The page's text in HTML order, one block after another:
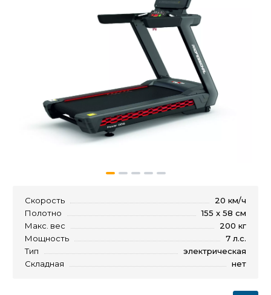
Скорость
20 км/ч
Полотно
155 x 58 см
Макс. вес
200 кг
Мощность
7 л.с.
Тип
электрическая
Складная
нет